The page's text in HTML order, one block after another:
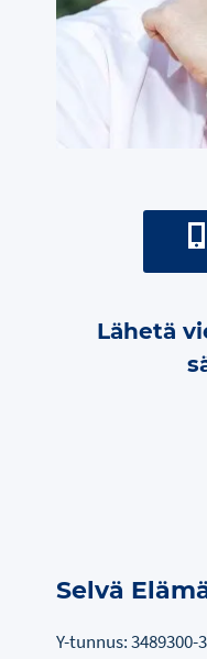
Lähetä
Selvä
Y-tunnus: 3489300-3